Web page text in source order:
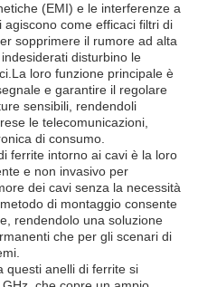
(EMI) e le interferenze a
come efficaci filtri di
sopprimere il rumore ad alta
disturbino le
loro funzione principale è
e garantire il regolare
sensibili, rendendoli
le telecomunicazioni,
di consumo.
ferrite intorno ai cavi è la loro
e non invasivo per
dei cavi senza la necessità
di montaggio consente
rendendolo una soluzione
che per gli scenari di
questi anelli di ferrite si